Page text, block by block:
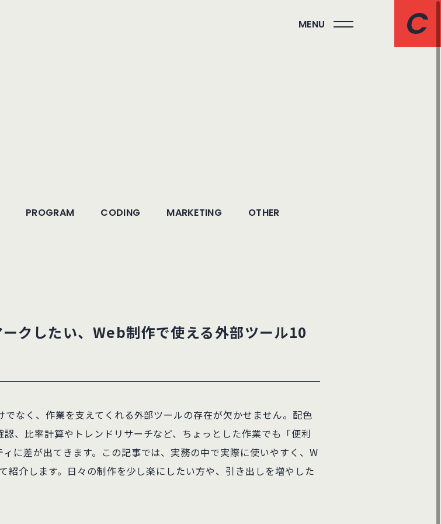
MENU
PROGRAM CODING MARKETING OTHER
クしたい、Web制作で使える外部ツール10
なく、作業を支えてくれる外部ツールの存在が欠かせません。配色
、比率計算やトレンドリサーチなど、ちょっとした作業でも「便利
に差が出てきます。この記事では、実務の中で実際に使いやすく、W
介します。日々の制作を少し楽にしたい方や、引き出しを増やした